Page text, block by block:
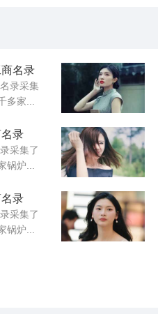
名录
录采集
多家...
录
采集了
锅炉...
录
采集了
锅炉...